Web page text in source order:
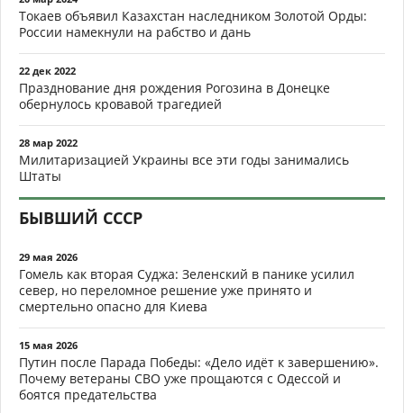
Токаев объявил Казахстан наследником Золотой Орды:
России намекнули на рабство и дань
22 дек 2022
Празднование дня рождения Рогозина в Донецке
обернулось кровавой трагедией
28 мар 2022
Милитаризацией Украины все эти годы занимались
Штаты
БЫВШИЙ СССР
29 мая 2026
Гомель как вторая Суджа: Зеленский в панике усилил
север, но переломное решение уже принято и
смертельно опасно для Киева
15 мая 2026
Путин после Парада Победы: «Дело идёт к завершению».
Почему ветераны СВО уже прощаются с Одессой и
боятся предательства